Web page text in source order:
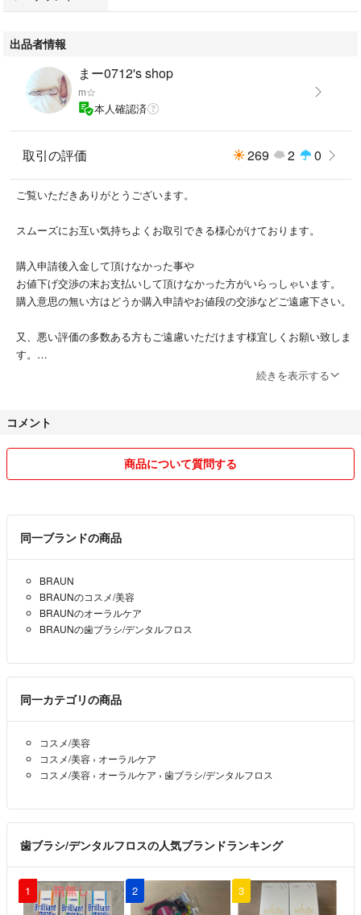
#ブラウンオーラルb
出品者情報
まー0712's shop
m☆
本人確認済
取引の評価 269 2 0
ご覧いただきありがとうございます。
スムーズにお互い気持ちよくお取引できる様心がけております。
購入申請後入金して頂けなかった事や
お値下げ交渉の末お支払いして頂けなかった方がいらっしゃいます。
購入意思の無い方はどうか購入申請やお値段の交渉などご遠慮下さい。
又、悪い評価の多数ある方もご遠慮いただけます様宜しくお願い致しま
す。
若しくは使用感のある物は写真に掲載し、説明させて頂きます。
自宅保管、自己管理ですので新品同様の物をお求めの方はお控えくださ
宜しくお願い致します。
又、検品に関しては見落としがあるかも知れません。
完璧ではない事を予めご了承下さい。
配送方法に関しましては、1番安価な方法になります。
ご希望がございましたら、購入前にコメントでお知らせ下さい。送料上
乗せで価格変更させて頂きます。
基本的には土日祝日の配送はしておりません。
続きを表示する
コメント
商品について質問する
同一ブランドの商品
BRAUN
BRAUNのコスメ/美容
BRAUNのオーラルケア
BRAUNの歯ブラシ/デンタルフロス
同一カテゴリの商品
コスメ/美容
コスメ/美容 › オーラルケア
コスメ/美容 › オーラルケア › 歯ブラシ/デンタルフロス
歯ブラシ/デンタルフロスの人気ブランドランキング
1 2 3